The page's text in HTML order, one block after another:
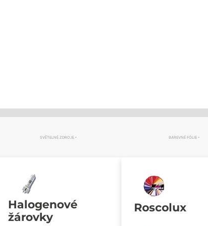
SVĚTELNÉ ZDROJE
Halogenové
žárovky
BAREVNÉ FÓLIE
Roscolux